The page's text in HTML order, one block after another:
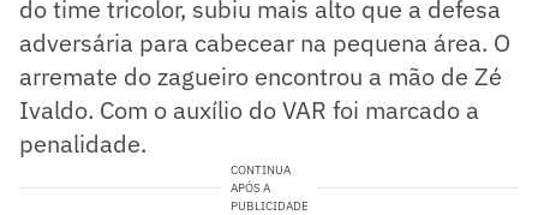
do time tricolor, subiu mais alto que a defesa
adversária para cabecear na pequena área. O
arremate do zagueiro encontrou a mão de Zé
Ivaldo. Com o auxílio do VAR foi marcado a
penalidade.
CONTINUA
APÓS A
PUBLICIDADE